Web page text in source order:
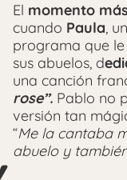
El momento
cuando Paula,
programa que
sus abuelos, d
una canción
rose”. Pablo no
versión tan
“Me la cantaba
abuelo y